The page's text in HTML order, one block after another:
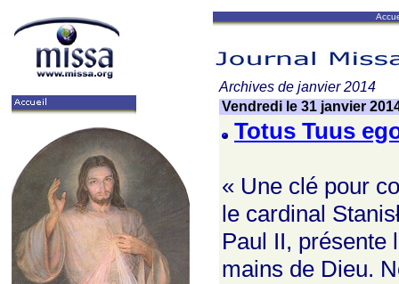
Archives de janvier 2014
Vendredi le 31 janvier
Totus Tuus
« Une clé pour
le cardinal
Paul II, présente
mains de Dieu.